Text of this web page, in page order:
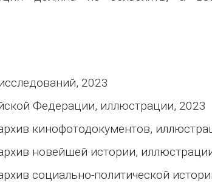
2023
Федерации, иллюстрации, 2023
кинофотодокументов,
новейшей истории,
социально-политической